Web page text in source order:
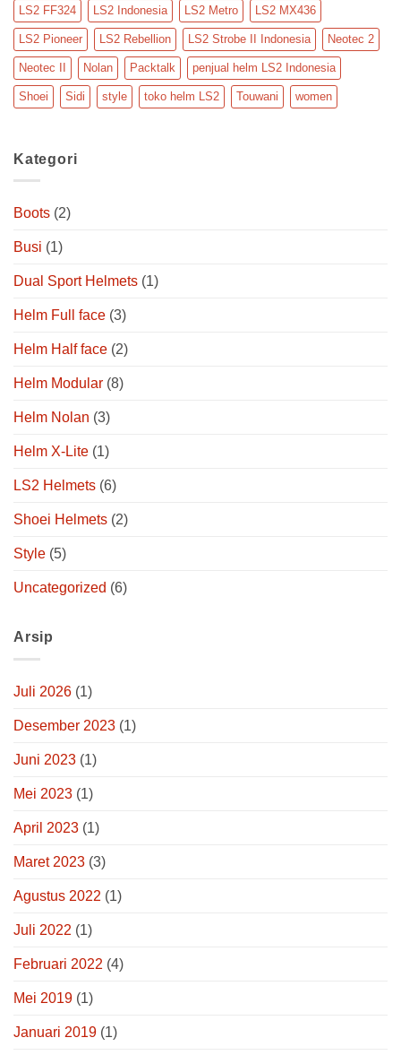
LS2 FF324 LS2 Indonesia LS2 Metro LS2 MX436
LS2 Pioneer LS2 Rebellion LS2 Strobe II Indonesia Neotec 2
Neotec II Nolan Packtalk penjual helm LS2 Indonesia
Shoei Sidi style toko helm LS2 Touwani women
Kategori
Boots (2)
Busi (1)
Dual Sport Helmets (1)
Helm Full face (3)
Helm Half face (2)
Helm Modular (8)
Helm Nolan (3)
Helm X-Lite (1)
LS2 Helmets (6)
Shoei Helmets (2)
Style (5)
Uncategorized (6)
Arsip
Juli 2026 (1)
Desember 2023 (1)
Juni 2023 (1)
Mei 2023 (1)
April 2023 (1)
Maret 2023 (3)
Agustus 2022 (1)
Juli 2022 (1)
Februari 2022 (4)
Mei 2019 (1)
Januari 2019 (1)